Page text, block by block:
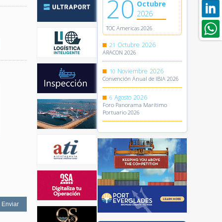
20 Octubre
2026
TOC Americas 2026
21 Octubre 2026
ARACON 2026
10 Noviembre 2026
Convención Anual de IBIA 2026
6 Agosto 2026
Foro Panorama Marítimo
Portuario 2026